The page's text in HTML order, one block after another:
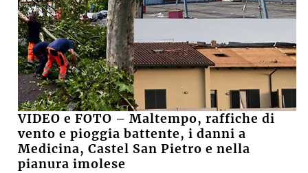
VIDEO e FOTO – Maltempo, raffiche di
vento e pioggia battente, i danni a
Medicina, Castel San Pietro e nella
pianura imolese